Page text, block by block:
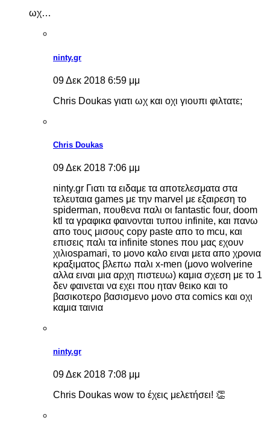
ωχ…
ninty.gr
09 Δεκ 2018 6:59 μμ
Chris Doukas γιατι ωχ και οχι γιουπι φιλτατε;
Chris Doukas
09 Δεκ 2018 7:06 μμ
ninty.gr Γιατι τα ειδαμε τα αποτελεσματα στα
τελευταια games με την marvel με εξαιρεση το
spiderman, πουθενα παλι οι fantastic four, doom
ktl τα γραφικα φαινονται τυπου infinite, και πανω
απο τους μισους copy paste απο το mcu, και
επισεις παλι τα infinite stones που μας εχουν
χιλιοspamari, το μονο καλο ειναι μετα απο χρονια
κραξιματος βλεπω παλι x-men (μονο wolverine
αλλα ειναι μια αρχη πιστευω) καμια σχεση με το 1
δεν φαινεται να εχει που ηταν θεικο και το
βασικοτερο βασισμενο μονο στα comics και οχι
καμια ταινια
ninty.gr
09 Δεκ 2018 7:08 μμ
Chris Doukas wow το έχεις μελετήσει! 👏